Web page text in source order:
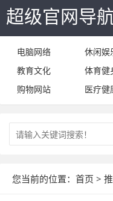
超级官网导
电脑网络 休闲娱
教育文化
体育健
购物网站
医疗健
您当前的位置： 首页 >